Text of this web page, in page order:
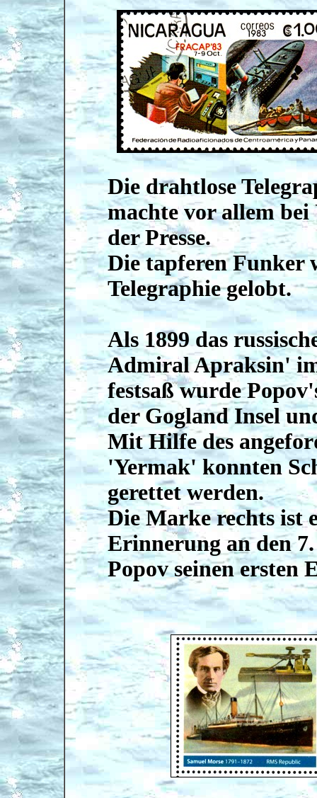
Die drahtlose
machte vor allem
der Presse.
Die tapferen Funker
Telegraphie gelobt.
Als 1899 das
Admiral Apraksin'
festsaß wurde
der Gogland Insel
Mit Hilfe des
'Yermak' konnten
gerettet werden.
Die Marke rechts ist
Erinnerung an den
Popov seinen ersten